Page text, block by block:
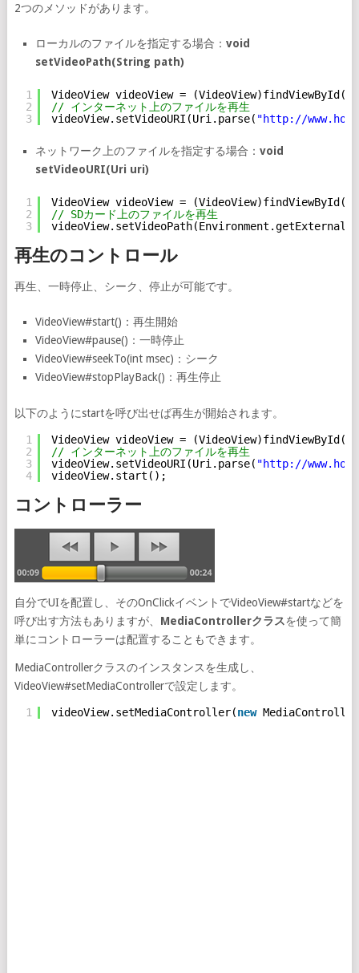
2つのメソッドがあります。
ローカルのファイルを指定する場合：void
setVideoPath(String path)
1
2
3
VideoView videoView =
// インターネット上のファイルを再生
videoView.setVideoURI(Uri.parse( "http://
ネットワーク上のファイルを指定する場合：void
setVideoURI(Uri uri)
1
2
3
VideoView videoView =
// SDカード上のファイルを再生
再生のコントロール
再生、一時停止、シーク、停止が可能です。
VideoView#start()：再生開始
VideoView#pause()：一時停止
VideoView#seekTo(int msec)：シーク
VideoView#stopPlayBack()：再生停止
以下のようにstartを呼び出せば再生が開始されます。
1
2
3
4
VideoView videoView =
// インターネット上のファイルを再生
videoView.setVideoURI(Uri.parse( "http://
videoView.start();
コントローラー
自分でUIを配置し、そのOnClickイベントでVideoView#startなどを
呼び出す方法もありますが、 MediaControllerクラスを使って簡
単にコントローラーは配置することもできます。
MediaControllerクラスのインスタンスを生成し、
VideoView#setMediaControllerで設定します。
1 videoView.setMediaController(new